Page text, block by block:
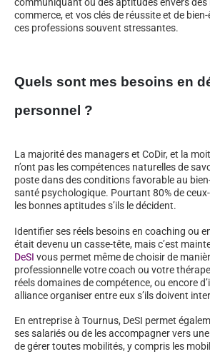
commerce, et vos clés de réussite et de
ces professions souvent stressantes.
Quels sont mes besoins en
personnel ?
La majorité des managers et CoDir, et la
n’ont pas les compétences naturelles de
poste dans des conditions favorable au
santé psychologique. Pourtant 80% de
les bonnes aptitudes s’ils le décident.
Identifier ses réels besoins en coaching ou
était devenu un casse-tête, mais c’est
DeSI vous permet même de choisir de
professionnelle votre coach ou votre
réels domaines de compétence, ou encore
alliance organiser entre eux s’ils doivent
En entreprise à Tournus, DeSI permet
ses salariés ou de les accompagner vers
de gérer toutes mobilités, y compris les